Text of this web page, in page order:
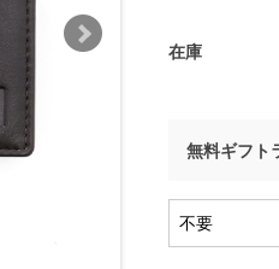
在庫
無料ギフト